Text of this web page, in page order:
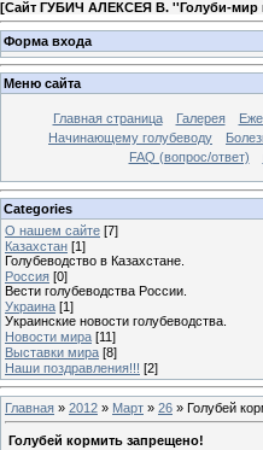
[Сайт ГУБИЧ АЛЕКСЕЯ В. ''Голуби-мир
Форма входа
Меню сайта
Главная страница Галерея
Начинающему голубеводу
FAQ (вопрос/ответ)
Categories
О нашем сайте [7]
Казахстан [1]
Голубеводство в Казахстане.
Россия [0]
Вести голубеводства России.
Украина [1]
Украинские новости голубеводства.
Новости мира [11]
Выставки мира [8]
Наши поздравления!!! [2]
Главная » 2012 » Март » 26 » Голубей
Голубей кормить запрещено!